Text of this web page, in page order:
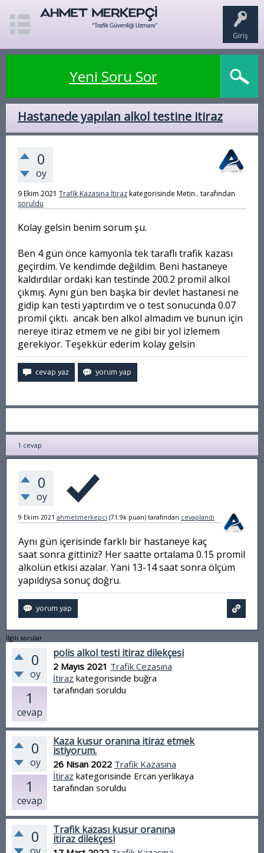
Giriş
Yeni Soru Sor
Hastanede yapılan alkol testine itiraz
0
oy
9 Ekim 2021 Trafik Kazasına İtirazkategorisinde Metin.. tarafından
soruldu
Kolay gelsin benim sorum şu.
Ben 4 gün önce kamyonla tek taraflı trafik kazası
geçirdim. Ve kendimde değildim. Beni hastaneye
kaldırdılar ordaki kan testinde 200.2 promil alkol
çıkmış. Aynı gün ben başka bir devlet hastanesi ne
gidip kan testi yaptırdım ve o test sonucunda 0.07
promil çıktı. ancak ben alkol almadım ve bunun için
nereye itiraz etmem ve ne gibi bir yol izlemem
gerekiyor. Teşekkür ederim kolay gelsin
1 cevap
0
oy
9 Ekim 2021 ahmetmerkepci (71.9k puan) tarafından cevaplandı
Aynı gün içerisinde farklı bir hastaneye kaç
saat sonra gittiniz? Her saatte ortalama 0.15 promil
alkolün etkisi azalar. Yani 13-14 saat sonra ölçüm
yapıldıysa sonuç doğru.
İlgili sorular
0
oy
1
cevap
polis alkol testi itiraz dilekçesi
2 Mayıs 2021 Trafik Cezasına
İtiraz kategorisinde buğra
tarafından soruldu
0
oy
1
cevap
Kaza kusur oranına itiraz etmek
istiyorum.
26 Nisan 2022 Trafik Kazasına
İtiraz kategorisinde Ercan yerlikaya
tarafından soruldu
0 Trafik kazası kusur oranına
itiraz dilekçesi